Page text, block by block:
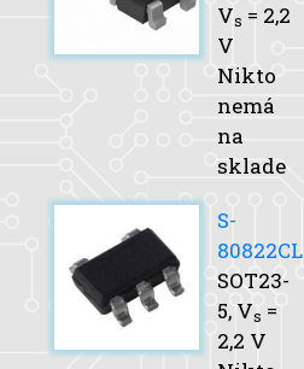
Vs = 2,2
V
Nikto
nemá
na
sklade
S-
80822CL
SOT23-
5, Vs =
2,2 V